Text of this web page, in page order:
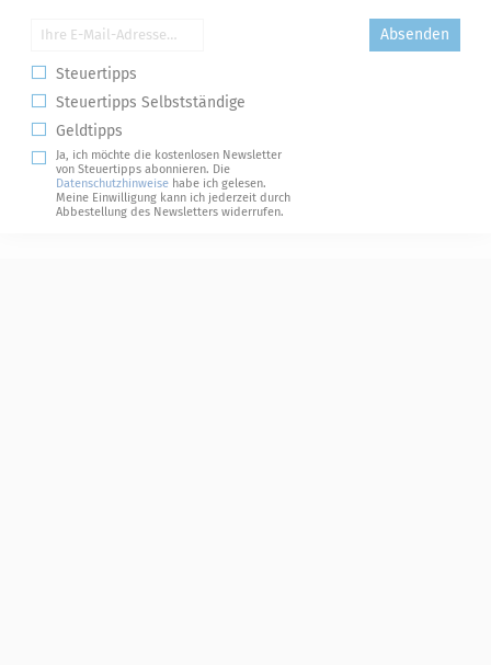
Absenden
Steuertipps
Steuertipps Selbstständige
Geldtipps
Ja, ich möchte die kostenlosen Newsletter
von Steuertipps abonnieren. Die
Datenschutzhinweise habe ich gelesen.
Meine Einwilligung kann ich jederzeit durch
Abbestellung des Newsletters widerrufen.